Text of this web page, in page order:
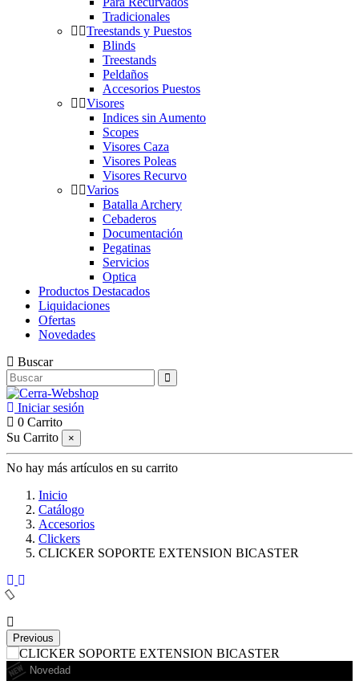
Tradicionales
Treestands y Puestos
Blinds
Treestands
Peldaños
Accesorios Puestos
Visores
Indices sin Aumento
Scopes
Visores Caza
Visores Poleas
Visores Recurvo
Varios
Batalla Archery
Cebaderos
Documentación
Pegatinas
Servicios
Optica
Productos Destacados
Liquidaciones
Ofertas
Novedades
Buscar
Iniciar sesión
0 Carrito
Su Carrito
×
No hay más artículos en su carrito
Inicio
Catálogo
Accesorios
Clickers
CLICKER SOPORTE EXTENSION BICASTER
Previous
Novedad